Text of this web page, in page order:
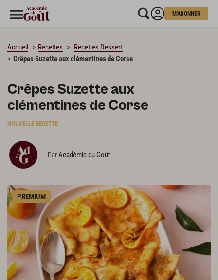
M'ABONNER
Accueil Recettes
Recettes Dessert
Crêpes Suzette aux clémentines de Corse
Crêpes Suzette aux
clémentines de Corse
NOUVELLE RECETTE
ParAcadémie du Goût
PREMIUM
CHARGEMENT…